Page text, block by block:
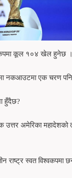
कूल १०४ खेल हुनेछ ।
नकआउटमा एक चरण
हुँदैछ?
अमेरिका महादेशको
राष्ट्र स्वत विश्वकपमा